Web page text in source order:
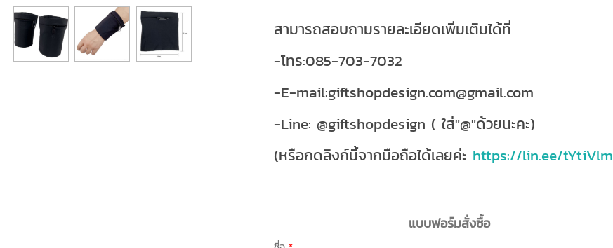
สามารถสอบถามรายละเอียดเพิ่มเติมได้ที่
-โทร:085-703-7032
-E-mail:giftshopdesign.com@gmail.com
-Line: @giftshopdesign ( ใส่"@"ด้วยนะคะ)
(หรือกดลิงก์นี้จากมือถือได้เลยค่ะ https://lin.ee/tYtiVlm
แบบฟอร์มสั่งซื้อ